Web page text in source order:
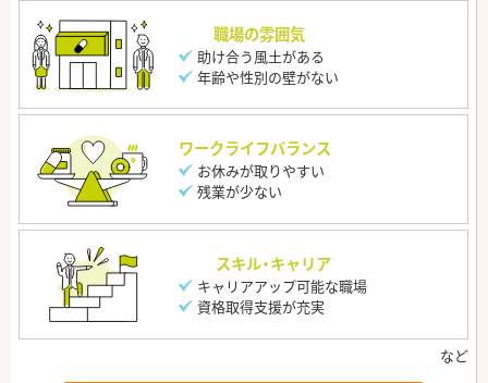
職場の雰囲気
助け合う風土がある
年齢や性別の壁がない
ワークライフバランス
お休みが取りやすい
残業が少ない
スキル・キャリア
キャリアアップ可能な職場
資格取得支援が充実